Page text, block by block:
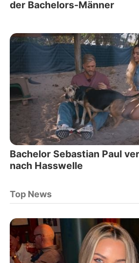
der Bachelors-Männer
Bachelor Sebastian Paul
nach Hasswelle
Top News